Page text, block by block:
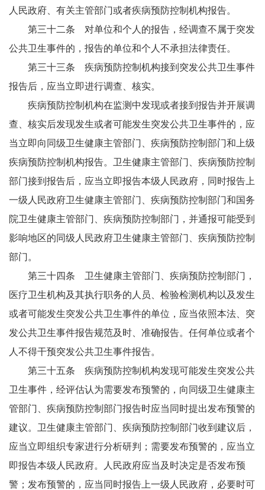
人民政府、有关主管部门或者疾病预防控制机构报告。
第三十二条 对单位和个人的报告，经调查不属于突发
公共卫生事件的，报告的单位和个人不承担法律责任。
第三十三条 疾病预防控制机构接到突发公共卫生事件
报告后，应当立即进行调查、核实。
疾病预防控制机构在监测中发现或者接到报告并开展调
查、核实后发现发生或者可能发生突发公共卫生事件的，应
当立即向同级卫生健康主管部门、疾病预防控制部门和上级
疾病预防控制机构报告。卫生健康主管部门、疾病预防控制
部门接到报告后，应当立即报告本级人民政府，同时报告上
一级人民政府卫生健康主管部门、疾病预防控制部门和国务
院卫生健康主管部门、疾病预防控制部门，并通报可能受到
影响地区的同级人民政府卫生健康主管部门、疾病预防控制
部门。
第三十四条 卫生健康主管部门、疾病预防控制部门，
医疗卫生机构及其执行职务的人员、检验检测机构以及发生
或者可能发生突发公共卫生事件的单位，应当依照本法、突
发公共卫生事件报告规范及时、准确报告。任何单位或者个
人不得干预突发公共卫生事件报告。
第三十五条 疾病预防控制机构发现可能发生突发公共
卫生事件，经评估认为需要发布预警的，向同级卫生健康主
管部门、疾病预防控制部门报告时应当同时提出发布预警的
建议。卫生健康主管部门、疾病预防控制部门收到建议后，
应当立即组织专家进行分析研判；需要发布预警的，应当立
即报告本级人民政府。人民政府应当及时决定是否发布预
警；发布预警的，应当同时报告上一级人民政府，必要时可